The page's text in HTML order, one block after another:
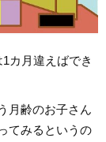
カ月違えばでき
月齢のお子さん
てみるというの